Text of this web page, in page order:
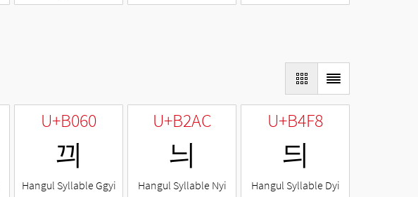
U+B060
끠
Hangul Syllable Ggyi
U+B2AC
늬
Hangul Syllable Nyi
U+B4F8
듸
Hangul Syllable Dyi